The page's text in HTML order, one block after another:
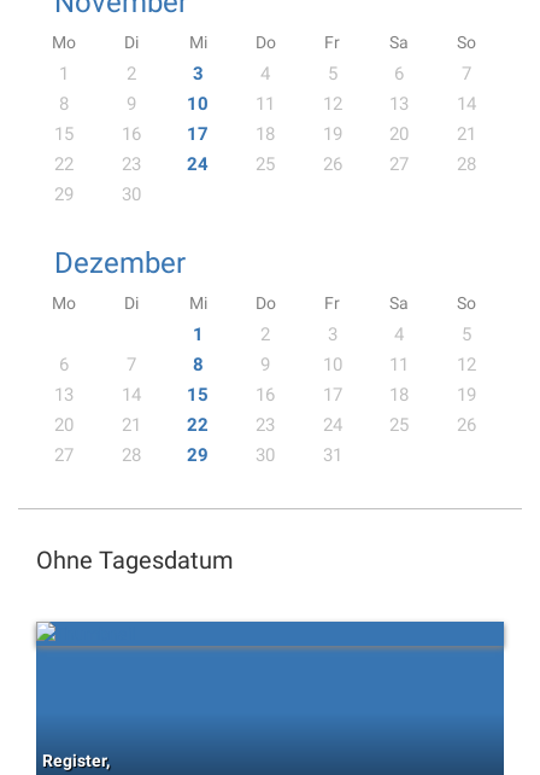
Mo Di Mi Do Fr Sa So
1 2 3 4 5 6
7
8
9 10 11 12 13
14
15
16 17 18 19 20
21
22
23 24 25 26 27
28
29
30
Dezember
Mo Di Mi Do Fr Sa So
1 2 3 4
5
6
7 8 9 10 11
12
13
14 15 16 17 18
19
20
21 22 23 24 25
26
27
28 29 30 31
Ohne Tagesdatum
Register,